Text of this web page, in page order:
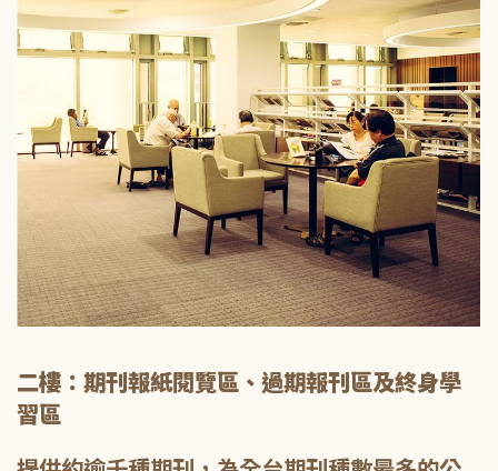
二樓：期刊報紙閱覽區、過期報刊區及終身學
習區